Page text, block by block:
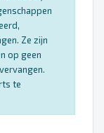
Ze zijn
op geen
te